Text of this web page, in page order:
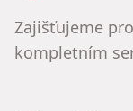
Zajišťujeme
kompletním